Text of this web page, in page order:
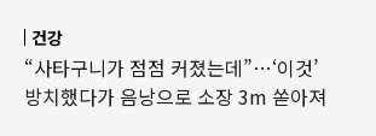
건강
“사타구니가 점점 커졌는데”…‘이것’
방치했다가 음낭으로 소장 3m 쏟아져